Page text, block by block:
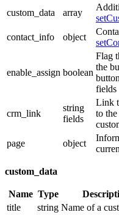
custom_data
array
contact_info
object
enable_assign boolean
Flag
the
fields
crm_link
string
fields
Link
to
page
object
custom_data
Name Type
title
string Name of a